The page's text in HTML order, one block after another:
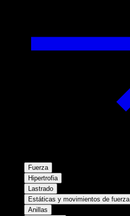
Fuerza
Hipertrofia
Lastrado
Estáticas y movimientos de fuerza
Anillas